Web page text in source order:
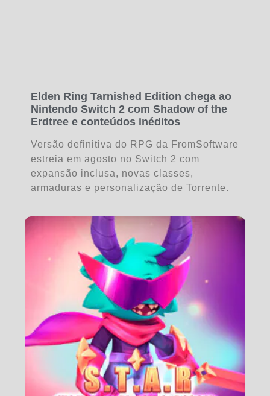
Elden Ring Tarnished Edition chega ao
Nintendo Switch 2 com Shadow of the
Erdtree e conteúdos inéditos
Versão definitiva do RPG da FromSoftware
estreia em agosto no Switch 2 com
expansão inclusa, novas classes,
armaduras e personalização de Torrente.